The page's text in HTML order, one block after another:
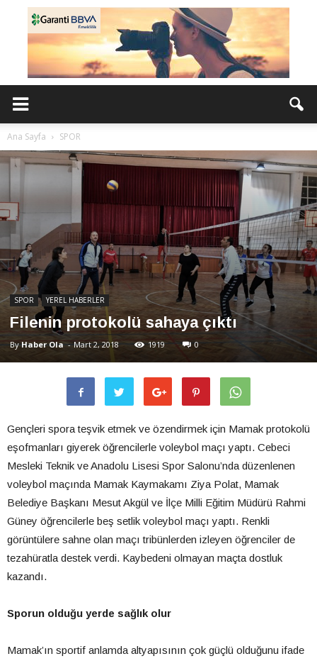
Ana Sayfa SPOR
SPOR YEREL HABERLER
Filenin protokolü sahaya çıktı
ByHaber Ola - Mart 2, 2018 1919 0
Gençleri spora teşvik etmek ve özendirmek için Mamak protokolü
eşofmanları giyerek öğrencilerle voleybol maçı yaptı. Cebeci
Mesleki Teknik ve Anadolu Lisesi Spor Salonu’nda düzenlenen
voleybol maçında Mamak Kaymakamı Ziya Polat, Mamak
Belediye Başkanı Mesut Akgül ve İlçe Milli Eğitim Müdürü Rahmi
Güney öğrencilerle beş setlik voleybol maçı yaptı. Renkli
görüntülere sahne olan maçı tribünlerden izleyen öğrenciler de
tezahüratla destek verdi. Kaybedeni olmayan maçta dostluk
kazandı.
Sporun olduğu yerde sağlık olur
Mamak’ın sportif anlamda altyapısının çok güçlü olduğunu ifade